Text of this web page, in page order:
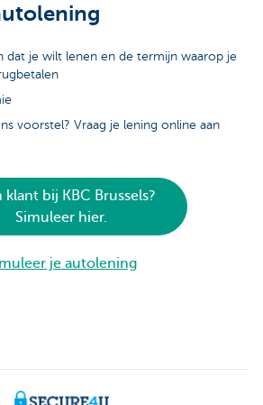
dat je wilt lenen en de termijn waarop je
voorstel? Vraag je lening online aan
klant bij KBC Brussels?
Simuleer hier.
je autolening